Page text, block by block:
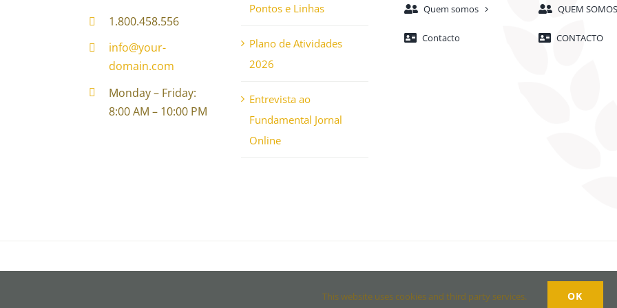
1.800.458.556
info@your-
domain.com
Monday – Friday:
8:00 AM – 10:00 PM
Pontos e Linhas
Plano de Atividades
2026
Entrevista ao
Fundamental Jornal
Online
Quem somos
Contacto
QUEM
CONTACTO
WordPress
This website uses cookies and third party services. OK